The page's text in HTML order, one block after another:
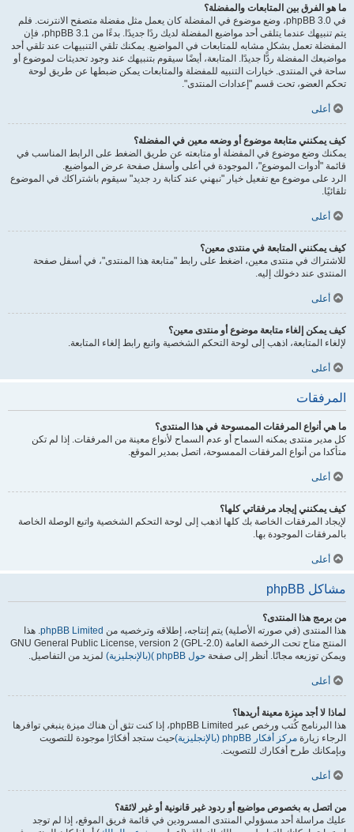
ما هو الفرق بين المتابعات والمفضلة؟
في phpBB 3.0، وضع موضوع في المفضلة كان يعمل مثل مفضلة متصفح الانترنت. فلم
يتم تنبيهك عندما يتلقى أحد مواضيع المفضلة لديك ردًا جديدًا. بدءًا من phpBB 3.1، فإن
المفضلة تعمل بشكل مشابه للمتابعات في المواضيع. يمكنك تلقي التنبيهات عند تلقي أحد
مواضيعك المفضلة ردًّا جديدًا. المتابعة، أيضًا سيقوم بتنبيهك عند وجود تحديثات لموضوع أو
ساحة في المنتدى. خيارات التنبيه للمفضلة والمتابعات يمكن ضبطها عن طريق لوحة
تحكم العضو، تحت قسم "إعدادات المنتدى".
أعلى
كيف يمكنني متابعة موضوع أو وضعه معين في المفضلة؟
يمكنك وضع موضوع في المفضلة أو متابعته عن طريق الضغط على الرابط المناسب في
قائمة "أدوات الموضوع"، الموجودة في أعلى وأسفل صفحة عرض المواضيع.
الرد على موضوع مع تفعيل خيار "نبهني عند كتابة رد جديد" سيقوم باشتراكك في الموضوع
تلقائيًا.
أعلى
كيف يمكنني المتابعة في منتدى معين؟
للاشتراك في منتدى معين، اضغط على رابط "متابعة هذا المنتدى"، في أسفل صفحة
المنتدى عند دخولك إليه.
أعلى
كيف يمكن إلغاء متابعة موضوع أو منتدى معين؟
لإلغاء المتابعة، اذهب إلى لوحة التحكم الشخصية واتبع رابط إلغاء المتابعة.
أعلى
المرفقات
ما هي أنواع المرفقات الممسوحة في هذا المنتدى؟
كل مدير منتدى يمكنه السماح أو عدم السماح لأنواع معينة من المرفقات. إذا لم تكن
متأكدا من أنواع المرفقات الممسوحة، اتصل بمدير الموقع.
أعلى
كيف يمكنني إيجاد مرفقاتي كلها؟
لإيجاد المرفقات الخاصة بك كلها اذهب إلى لوحة التحكم الشخصية واتبع الوصلة الخاصة
بالمرفقات الموجودة بها.
أعلى
مشاكل phpBB
من برمج هذا المنتدى؟
هذا المنتدى (في صورته الأصلية) يتم إنتاجه، إطلاقه وترخصيه من phpBB Limited. هذا
المنتج متاح تحت الرخصة العامة GNU General Public License, version 2 (GPL-2.0)
ويمكن توزيعه مجانًا. أنظر إلى صفحة حول phpBB )(بالإنجليزية) لمزيد من التفاصيل.
أعلى
لماذا لا أجد ميزة معينة أريدها؟
هذا البرنامج كُتب ورخص عبر phpBB Limited، إذا كنت تثق أن هناك ميزة ينبغي توافرها
الرجاء زيارة مركز أفكار phpBB (بالإنجليزية)
حيث ستجد أفكارًا موجودة للتصويت
وبإمكانك طرح أفكارك للتصويت.
أعلى
من اتصل به بخصوص مواضيع أو ردود غير قانونية أو غير لائقة؟
عليك مراسلة أحد مسؤولي المنتدى المسرودين في قائمة فريق الموقع، إذا لم توجد